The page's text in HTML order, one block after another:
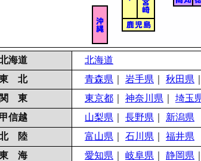
海道
北海道
北
青森県 岩手県 秋田県
関 東
東京都 神奈川県 埼玉
甲信越
山梨県 長野県
新潟県
陸
富山県 石川県
福井県
海
愛知県 岐阜県 静岡県